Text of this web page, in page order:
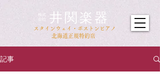
井関楽器
​株式
会社
​スタインウェイ・ボストンピアノ
北海道正規特約店
記事